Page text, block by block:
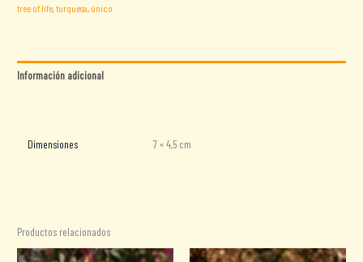
Cristal
tree of life ,turquesa único
Información adicional
Dimensiones 7 × 4,5 cm
Productos relacionados